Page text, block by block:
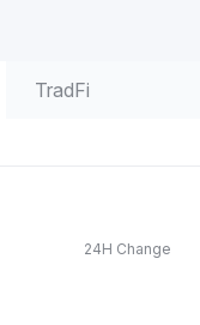
TradFi
24H Change